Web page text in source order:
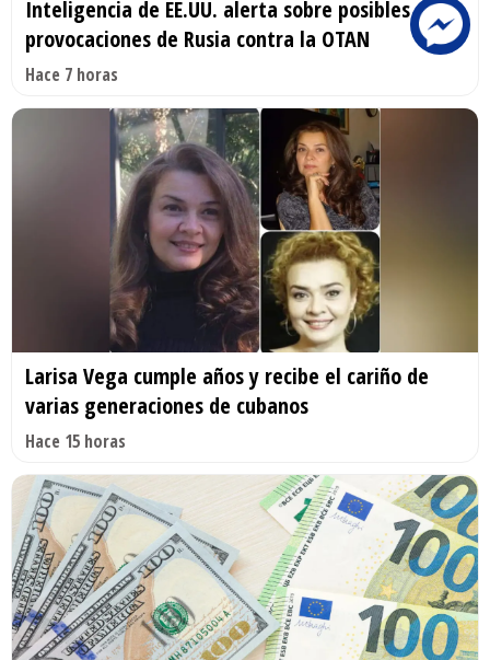
Inteligencia de EE.UU. alerta sobre posibles
provocaciones de Rusia contra la OTAN
Hace 7 horas
Larisa Vega cumple años y recibe el cariño de
varias generaciones de cubanos
Hace 15 horas